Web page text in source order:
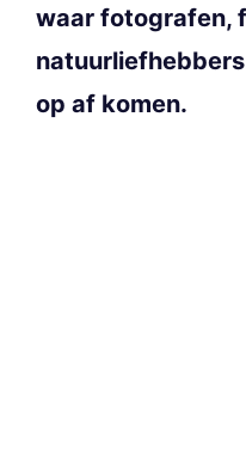
waar fotografen,
op af komen.